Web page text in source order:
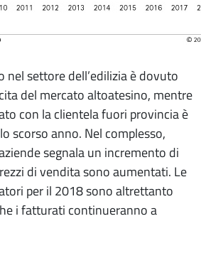
settore dell’edilizia è dovuto
del mercato altoatesino, mentre
con la clientela fuori provincia è
scorso anno. Nel complesso,
segnala un incremento di
di vendita sono aumentati. Le
per il 2018 sono altrettanto
i fatturati continueranno a